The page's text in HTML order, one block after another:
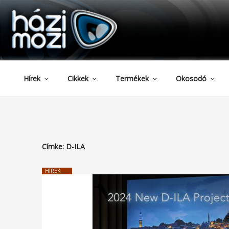
Tartalomhoz
HAZIMOZI
Hírek Cikkek Termékek Okosodó
Címke: D-ILA
HÍREK